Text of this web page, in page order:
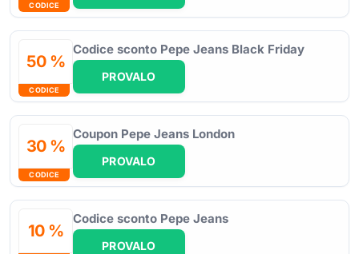
CODICE
50 %
CODICE
Codice sconto Pepe Jeans Black Friday
PROVALO
30 %
CODICE
Coupon Pepe Jeans London
PROVALO
10 %
Codice sconto Pepe Jeans
PROVALO